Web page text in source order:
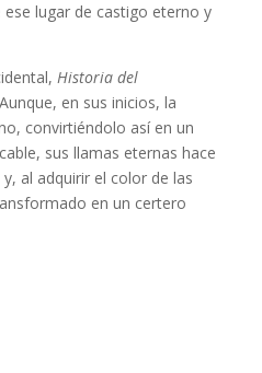
lugar de castigo eterno y
Historia del
en sus inicios, la
convirtiéndolo así en un
sus llamas eternas hace
al adquirir el color de las
en un certero